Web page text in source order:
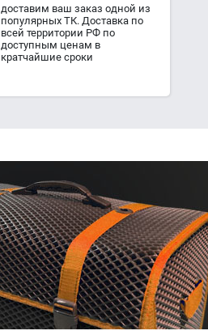
доставим ваш заказ одной из
популярных ТК. Доставка по
всей территории РФ по
доступным ценам в
кратчайшие сроки